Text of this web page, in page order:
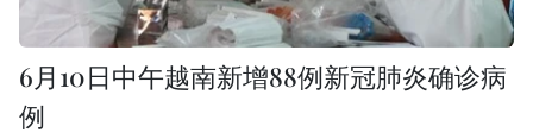
6月10日中午越南新增88例新冠肺炎确诊病
例